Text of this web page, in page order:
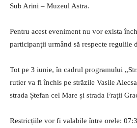
Sub Arini – Muzeul Astra.
Pentru acest eveniment nu vor exista
participanții urmând să respecte regulile
Tot pe 3 iunie, în cadrul programului
rutier va fi închis pe străzile Vasile
strada Ștefan cel Mare și strada Frații
Restricțiile vor fi valabile între orele: